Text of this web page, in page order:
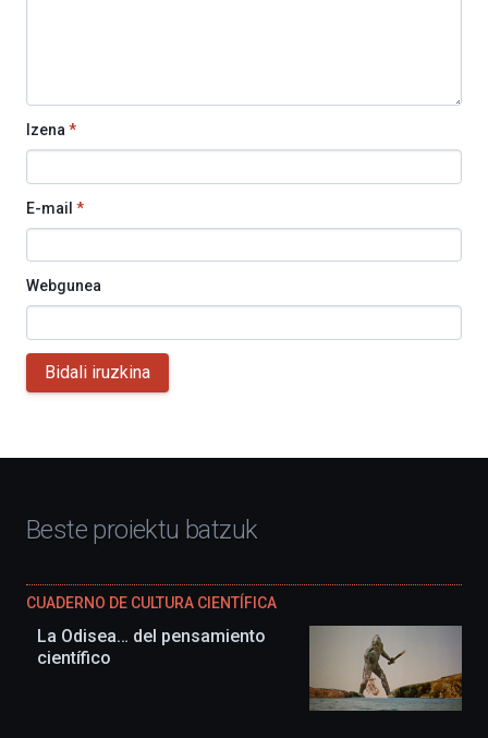
Izena*
E-mail *
Webgunea
Bidali iruzkina
Beste proiektu batzuk
CUADERNO DE CULTURA CIENTÍFICA
La Odisea… del pensamiento
científico